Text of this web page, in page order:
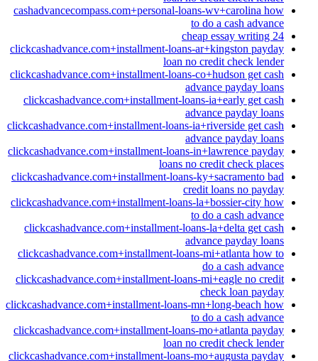
cashadvancecompass.com+personal-loans-wv+carolina how
to do a cash advance
cheap essay writing 24
clickcashadvance.com+installment-loans-ar+kingston payday
loan no credit check lender
clickcashadvance.com+installment-loans-co+hudson get cash
advance payday loans
clickcashadvance.com+installment-loans-ia+early get cash
advance payday loans
clickcashadvance.com+installment-loans-ia+riverside get cash
advance payday loans
clickcashadvance.com+installment-loans-in+lawrence payday
loans no credit check places
clickcashadvance.com+installment-loans-ky+sacramento bad
credit loans no payday
clickcashadvance.com+installment-loans-la+bossier-city how
to do a cash advance
clickcashadvance.com+installment-loans-la+delta get cash
advance payday loans
clickcashadvance.com+installment-loans-mi+atlanta how to
do a cash advance
clickcashadvance.com+installment-loans-mi+eagle no credit
check loan payday
clickcashadvance.com+installment-loans-mn+long-beach how
to do a cash advance
clickcashadvance.com+installment-loans-mo+atlanta payday
loan no credit check lender
clickcashadvance.com+installment-loans-mo+augusta payday